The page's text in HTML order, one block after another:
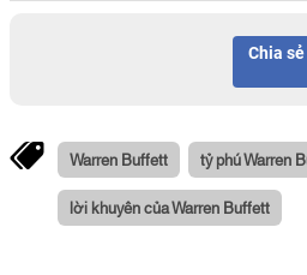
Chia sẻ
Warren Buffett tỷ phú Warren
lời khuyên của Warren Buffett